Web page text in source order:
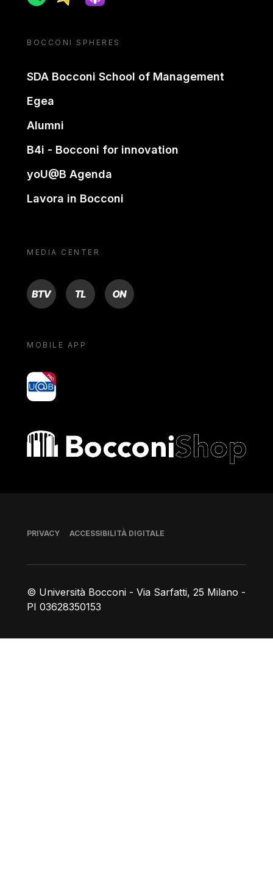
BOCCONI SPHERES
SDA Bocconi School of Management
Egea
Alumni
B4i - Bocconi for innovation
yoU@B Agenda
Lavora in Bocconi
MEDIA CENTER
BTV TL ON
MOBILE APP
yoU@B
Bocconi shop
© Università Bocconi - Via Sarfatti, 25 Milano -
PI 03628350153
Piè di pagina
PRIVACY ACCESSIBILITÀ DIGITALE